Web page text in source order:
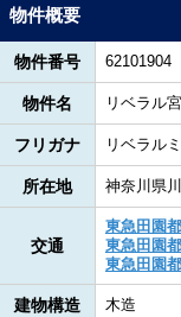
物件概要
物件番号 62101904
物件名 リベラル
フリガナ リベラル
所在地 神奈川県
交通
東急田園
東急田園
東急田園
建物構造 木造